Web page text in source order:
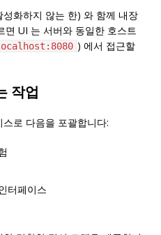
화하지 않는 한) 와 함께 내장
면 UI 는 서버와 동일한 호스트
) 에서 접근할
작업
로 다음을 포괄합니다:
터페이스